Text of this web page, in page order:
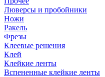
Люверсы и пробойники
Ножи
Ракель
Фрезы
Клеевые решения
Клей
Клейкие ленты
Вспененные клейкие ленты